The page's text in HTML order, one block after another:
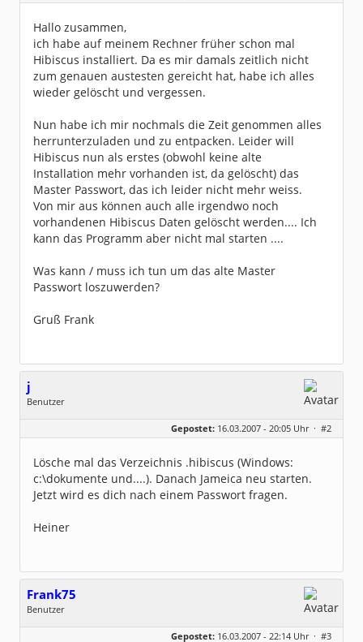
Homepage:
tierschutzverein-h…
Dabei seit:
03 / 2007
Hallo zusammen,
ich habe auf meinem Rechner früher schon mal
Hibiscus installiert. Da es mir damals zeitlich nicht
zum genauen austesten gereicht hat, habe ich alles
wieder gelöscht und vergessen.
Nun habe ich mir nochmals die Zeit genommen alles
herrunterzuladen und zu entpacken. Leider will
Hibiscus nun als erstes (obwohl keine alte
Installation mehr vorhanden ist, da gelöscht) das
Master Passwort, das ich leider nicht mehr weiss.
Von mir aus können auch alle irgendwo noch
vorhandenen Hibiscus Daten gelöscht werden.... Ich
kann das Programm aber nicht mal starten ....
Was kann / muss ich tun um das alte Master
Passwort loszuwerden?
Gruß Frank
j
Benutzer
Dabei seit:
02 / 2006
Gepostet: 16.03.2007 - 20:05 Uhr · #2
Lösche mal das Verzeichnis .hibiscus (Windows:
c:\dokumente und....). Danach Jameica neu starten.
Jetzt wird es dich nach einem Passwort fragen.
Heiner
Frank75
Benutzer
Geschlecht:
keine Angabe
Gepostet: 16.03.2007 - 22:14 Uhr · #3